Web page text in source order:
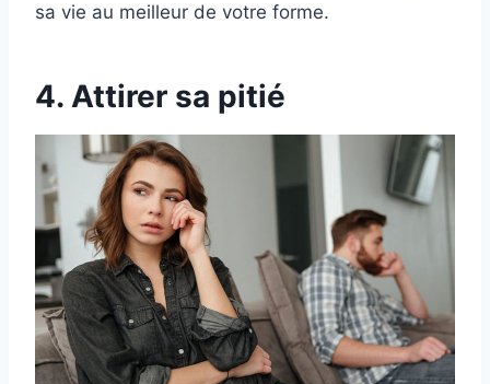
sa vie au meilleur de votre forme.
4. Attirer sa pitié